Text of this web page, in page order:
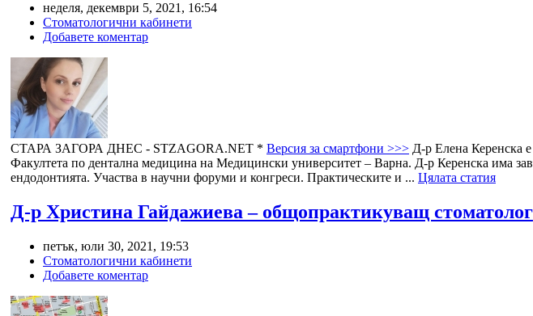
неделя, декември 5, 2021, 16:54
Стоматологични кабинети
Добавете коментар
СТАРА ЗАГОРА ДНЕС - STZAGORA.NET * Версия за смартфони >>> Д-р Елена Керенска
Факултета по дентална медицина на Медицински университет – Варна. Д-р Керенска има
ендодонтията. Участва в научни форуми и конгреси. Практическите и ... Цялата статия
Д-р Христина Гайдажиева – общопрактикуващ стоматолог
петък, юли 30, 2021, 19:53
Стоматологични кабинети
Добавете коментар